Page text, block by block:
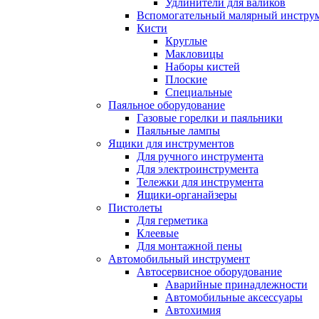
Удлинители для валиков
Вспомогательный малярный
Кисти
Круглые
Макловицы
Наборы кистей
Плоские
Специальные
Паяльное оборудование
Газовые горелки и паяльники
Паяльные лампы
Ящики для инструментов
Для ручного инструмента
Для электроинструмента
Тележки для инструмента
Ящики-органайзеры
Пистолеты
Для герметика
Клеевые
Для монтажной пены
Автомобильный инструмент
Автосервисное оборудование
Аварийные принадлежности
Автомобильные аксессуары
Автохимия